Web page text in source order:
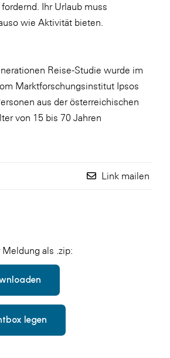
Ihr Urlaub muss
wie Aktivität bieten.
Reise-Studie wurde im
Marktforschungsinstitut Ipsos
aus der österreichischen
von 15 bis 70 Jahren
Link mailen
als .zip:
legen